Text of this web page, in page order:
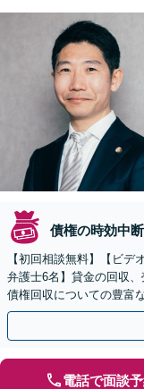
債権の時効中断
【初回相談無料】【ビ
弁護士6名】貸金の回収
債権回収についての豊富
差押え、支払督促、訴訟
電話で面談